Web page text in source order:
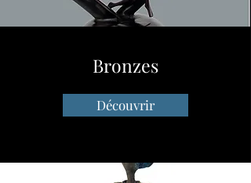
Bronzes
Découvrir